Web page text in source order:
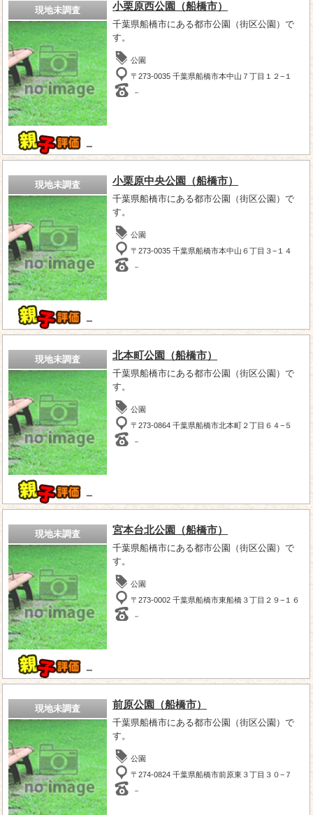
現地未調査
－
小栗原西公園（船橋市）
千葉県船橋市にある都市公園（街区公園）で
す。
公園
〒273-0035 千葉県船橋市本中山７丁目１２−１
－
現地未調査
－
小栗原中央公園（船橋市）
千葉県船橋市にある都市公園（街区公園）で
す。
公園
〒273-0035 千葉県船橋市本中山６丁目３−１４
－
現地未調査
－
北本町公園（船橋市）
千葉県船橋市にある都市公園（街区公園）で
す。
公園
〒273-0864 千葉県船橋市北本町２丁目６４−５
－
現地未調査
－
宮本台北公園（船橋市）
千葉県船橋市にある都市公園（街区公園）で
す。
公園
〒273-0002 千葉県船橋市東船橋３丁目２９−１６
－
現地未調査 前原公園（船橋市）
千葉県船橋市にある都市公園（街区公園）で
す。
公園
〒274-0824 千葉県船橋市前原東３丁目３０−７
－